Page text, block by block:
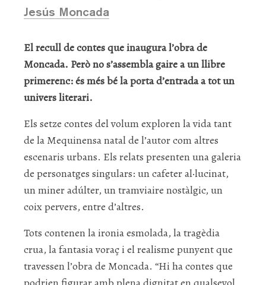
Jesús Moncada
El recull de contes que inaugura l’obra de
Moncada. Però no s’assembla gaire a un llibre
primerenc: és més bé la porta d’entrada a tot un
univers literari.
Els setze contes del volum exploren la vida tant
de la Mequinensa natal de l’autor com altres
escenaris urbans. Els relats presenten una galeria
de personatges singulars: un cafeter al·lucinat,
un miner adúlter, un tramviaire nostàlgic, un
coix pervers, entre d’altres.
Tots contenen la ironia esmolada, la tragèdia
crua, la fantasia voraç i el realisme punyent que
travessen l’obra de Moncada. “Hi ha contes que